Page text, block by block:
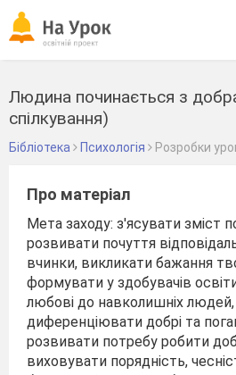
Людина починається з
спілкування)
Бібліотека Психологія Розробки
Про матеріал
Мета заходу: з'ясувати зміст
розвивати почуття
вчинки, викликати бажання
формувати у здобувачів
любові до навколишніх
диференціювати добрі та
розвивати потребу робити
виховувати порядність,